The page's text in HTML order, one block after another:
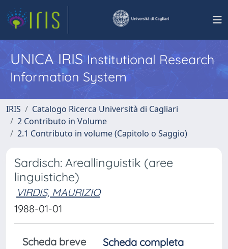
UNICA IRISInstitutional Research
Information System
IRIS
Catalogo Ricerca Università di Cagliari
2 Contributo in Volume
2.1 Contributo in volume (Capitolo o Saggio)
Sardisch: Areallinguistik (aree
linguistiche)
VIRDIS, MAURIZIO
1988-01-01
Scheda breve
Scheda completa